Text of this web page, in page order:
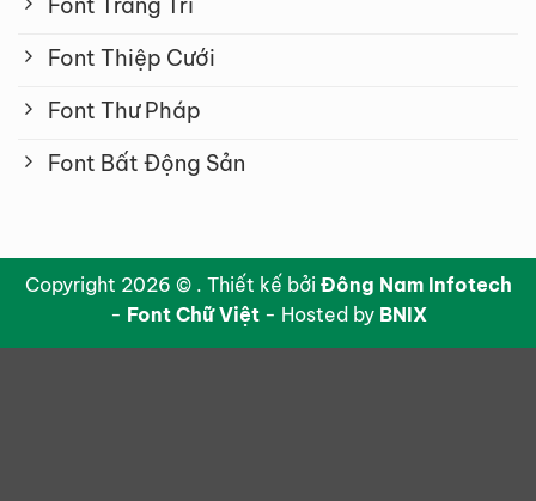
Font Thiệp Cưới
Font Thư Pháp
Font Bất Động Sản
Copyright 2026 © . Thiết kế bởi Đông Nam Infotech
- Font Chữ Việt- Hosted by BNIX